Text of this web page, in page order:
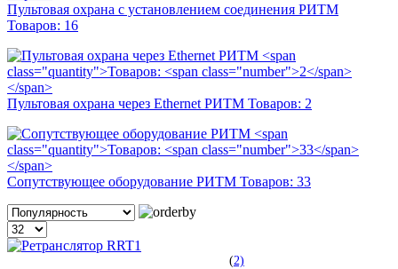
Пультовая охрана с установлением соединения РИТМ
Товаров: 16
Пультовая охрана через Ethernet РИТМ Товаров: 2
Сопутствующее оборудование РИТМ Товаров: 33
(2)